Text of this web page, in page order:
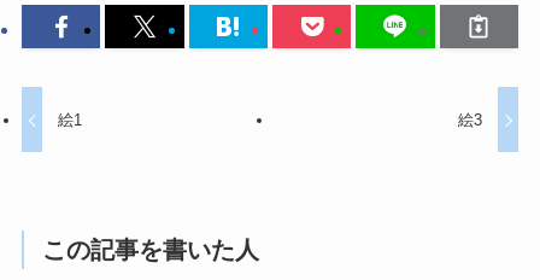
絵1 絵3
この記事を書いた人